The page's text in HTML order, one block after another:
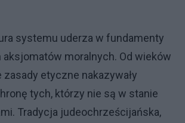
systemu uderza w fundamenty
moralnych. Od wieków
etyczne nakazywały
tych, którzy nie są w stanie
Tradycja judeochrześcijańska,